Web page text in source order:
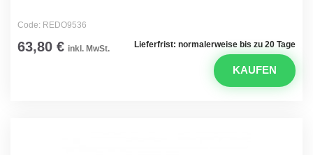
Code: REDO9536
Lieferfrist: normalerweise bis zu 20 Tage
63,80 € inkl. MwSt.
KAUFEN